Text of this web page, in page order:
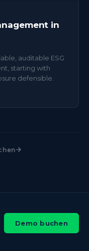
in
auditable ESG
starting with
defensible.
Demo buchen